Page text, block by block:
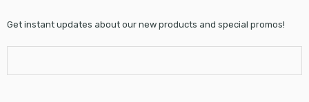
Get instant updates about our new products and special promos!